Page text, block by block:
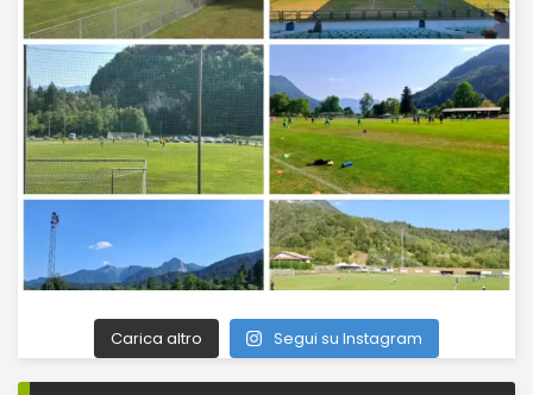
Carica altro Segui su Instagram